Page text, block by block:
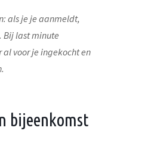
als je je aanmeldt,
Bij last minute
voor je ingekocht en
bijeenkomst